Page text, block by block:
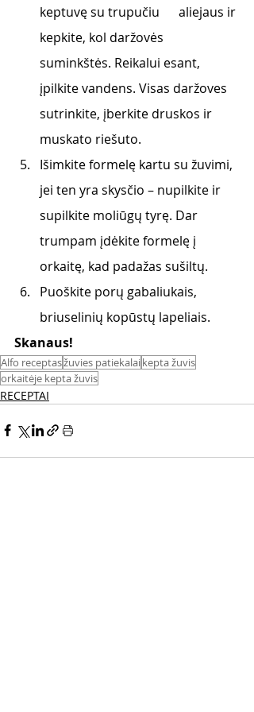
keptuvę su trupučiu      aliejaus ir
kepkite, kol daržovės
suminkštės. Reikalui esant,
įpilkite vandens. Visas daržoves
sutrinkite, įberkite druskos ir
muskato riešuto.
Išimkite formelę kartu su žuvimi,
jei ten yra skysčio – nupilkite ir
supilkite moliūgų tyrę. Dar
trumpam įdėkite formelę į
orkaitę, kad padažas sušiltų.
Puoškite porų gabaliukais,
briuselinių kopūstų lapeliais.
Skanaus!
Alfo receptasžuvies patiekalaikepta žuvis
orkaitėje kepta žuvis
RECEPTAI